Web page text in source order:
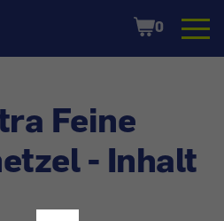
Shopping
Cart
0
Feine
- Inhalt